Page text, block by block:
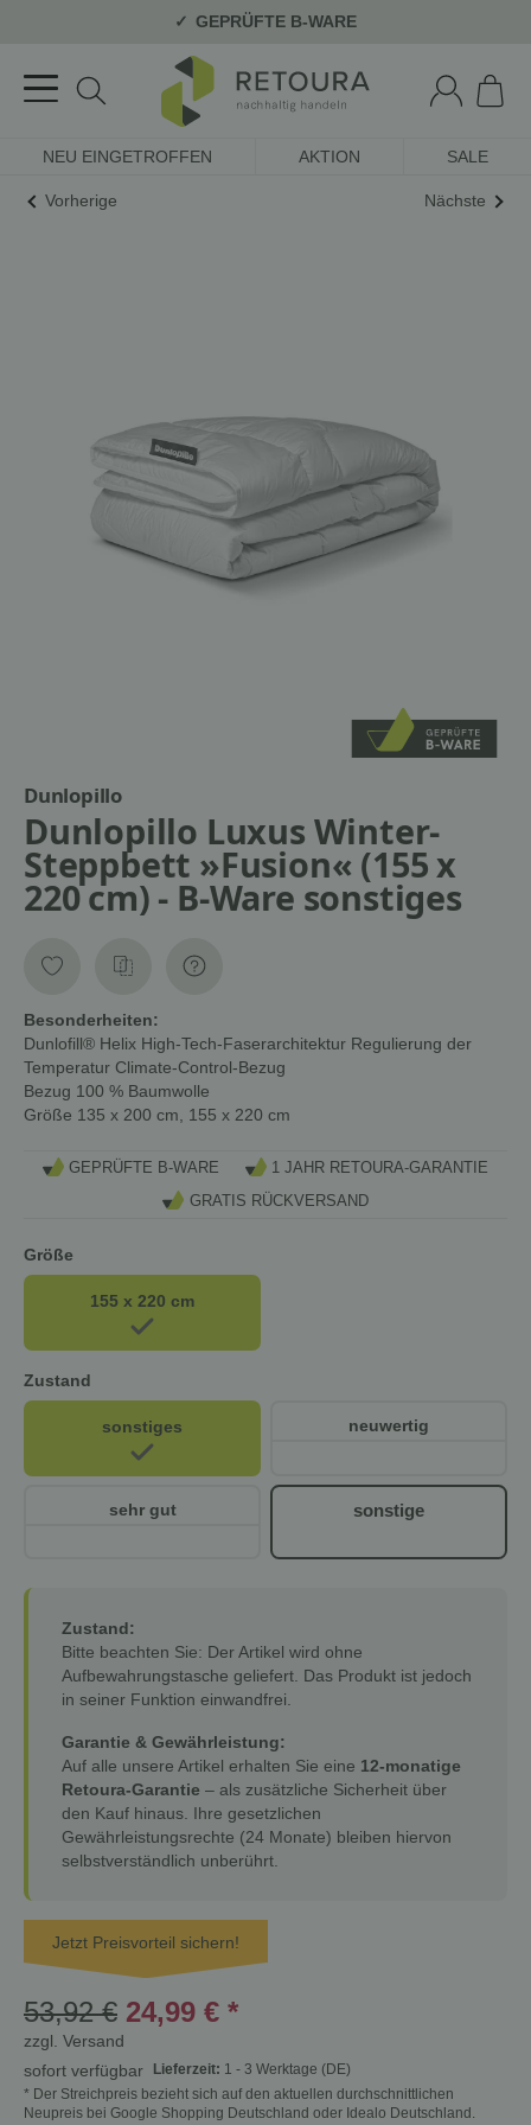
GEPRÜFTE B-WARE
NEU EINGETROFFEN AKTION SALE
Vorherige Nächste
Dunlopillo
Dunlopillo Luxus Winter-
Steppbett »Fusion« (155 x
220 cm) - B-Ware sonstiges
Besonderheiten:
Dunlofill® Helix High-Tech-Faserarchitektur Regulierung der
Temperatur Climate-Control-Bezug
Bezug 100 % Baumwolle
Größe 135 x 200 cm, 155 x 220 cm
GEPRÜFTE B-WARE
1 JAHR RETOURA-GARANTIE
GRATIS RÜCKVERSAND
Größe
155 x 220 cm
Zustand
sonstiges neuwertig
sehr gut sonstige
Zustand:
Bitte beachten Sie: Der Artikel wird ohne
Aufbewahrungstasche geliefert. Das Produkt ist jedoch
in seiner Funktion einwandfrei.
Garantie & Gewährleistung:
Auf alle unsere Artikel erhalten Sie eine 12-monatige
Retoura-Garantie – als zusätzliche Sicherheit über
den Kauf hinaus. Ihre gesetzlichen
Gewährleistungsrechte (24 Monate) bleiben hiervon
selbstverständlich unberührt.
Jetzt Preisvorteil sichern!
53,92 € 24,99 € *
zzgl. Versand
sofort verfügbar
Lieferzeit: 1 - 3 Werktage (DE)
* Der Streichpreis bezieht sich auf den aktuellen durchschnittlichen
Neupreis bei Google Shopping Deutschland oder Idealo Deutschland.